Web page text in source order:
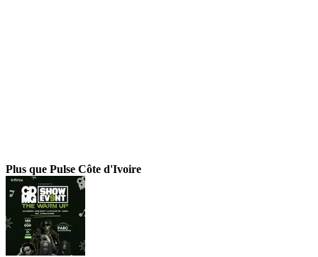
Plus que Pulse Côte d'Ivoire